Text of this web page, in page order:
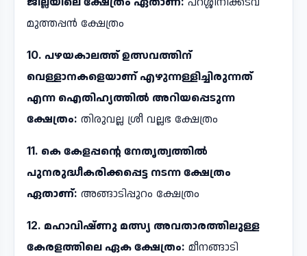
മുത്തപ്പൻ ക്ഷേത്രം
10. പഴയകാലത്ത് ഉത്സവത്തിന്
വെള്ളാനകളെയാണ് എഴുന്നള്ളിച്ചിരുന്നത്
എന്ന ഐതിഹ്യത്തിൽ അറിയപ്പെടുന്ന
ക്ഷേത്രം: തിരുവല്ല ശ്രീ വല്ലഭ ക്ഷേത്രം
11. കെ കേളപ്പന്റെ നേതൃത്വത്തിൽ
പുനരുദ്ധീകരിക്കപ്പെട്ട നടന്ന ക്ഷേത്രം
ഏതാണ്: അങ്ങാടിപ്പുറം ക്ഷേത്രം
12. മഹാവിഷ്ണു മത്സ്യ അവതാരത്തിലുള്ള
കേരളത്തിലെ ഏക ക്ഷേത്രം: മീനങ്ങാടി